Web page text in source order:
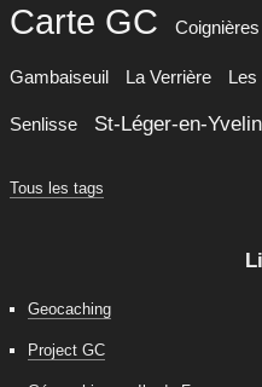
Carte GC Coignières
Gambaiseuil La Verrière Les
Senlisse St-Léger-en-
Tous les tags
Geocaching
Project GC